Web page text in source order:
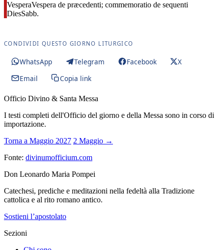
VesperaVespera de præcedenti; commemoratio de sequenti
DiesSabb.
CONDIVIDI QUESTO GIORNO LITURGICO
WhatsApp Telegram Facebook
X
Email
Copia link
Officio Divino & Santa Messa
I testi completi dell'Officio del giorno e della Messa sono in corso di
importazione.
Torna a Maggio 2027 2 Maggio →
Fonte: divinumofficium.com
Don Leonardo Maria Pompei
Catechesi, prediche e meditazioni nella fedeltà alla Tradizione
cattolica e al rito romano antico.
Sostieni l’apostolato
Sezioni